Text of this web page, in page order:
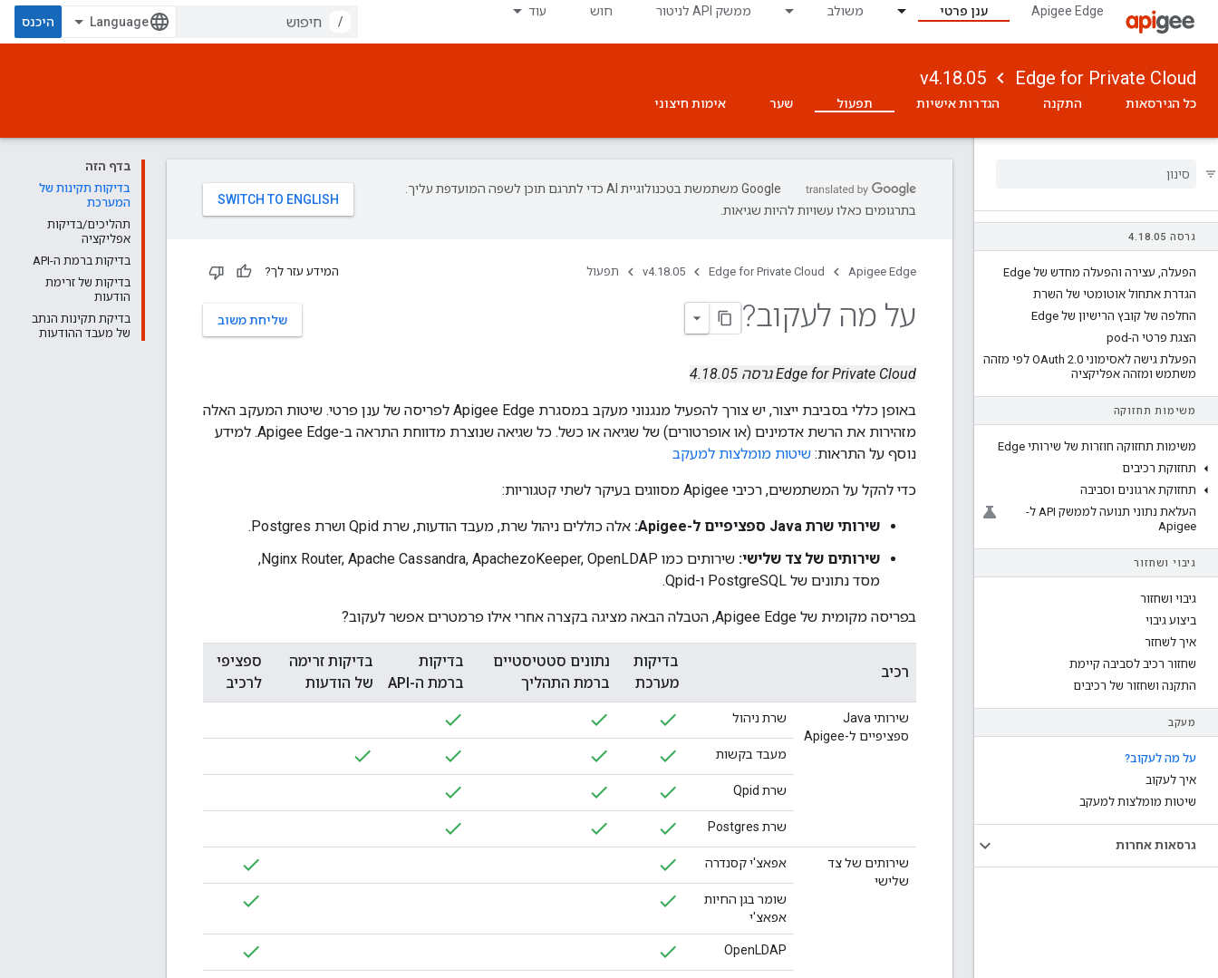
Apigee Edge ענן פרטי משולב ממשק API לניטור חוש עוד
/ היכנס
Edge for Private Cloud
v4.18.05
כל הגירסאות התקנה הגדרות אישיות תפעול שער אימות חיצוני
גרסה 4 .18.05
הפעלה, עצירה והפעלה מחדש של Edge
הגדרת אתחול אוטומטי של השרת
החלפה של קובץ הרישיון של Edge
הצגת פרטי ה-pod
הפעלת גישה לאסימוני OAuth 2
.
0 לפי מזהה
משתמש ומזהה אפליקציה
משימות תחזוקה
משימות תחזוקה חוזרות של שירותי Edge
תחזוקת רכיבים
תחזוקת ארגונים וסביבה
העלאת נתוני תנועה לממשק API ל-
Apigee
גיבוי ושחזור
גיבוי ושחזור
ביצוע גיבוי
איך לשחזר
שחזור רכיב לסביבה קיימת
התקנה ושחזור של רכיבים
מעקב
על מה לעקוב?
איך לעקוב
שיטות מומלצות למעקב
גרסאות אחרות
בדף הזה
בדיקות תקינות של
המערכת
תהליכים/בדיקות
אפליקציה
בדיקות ברמת ה-API
בדיקות של זרימת
הודעות
בדיקת תקינות הנתב
של מעבד ההודעות
‫Google משתמשת בטכנולוגיית AI כדי לתרגם תוכן לשפה המועדפת עליך.
בתרגומים כאלו עשויות להיות שגיאות.
Apigee Edge
Edge for Private Cloud
v4.18.05 תפעול המידע עזר לך?
שליחת משוב על מה לעקוב?
Edge for Private Cloud גרסה 4.18.05
באופן כללי בסביבת ייצור, יש צורך להפעיל מנגנוני מעקב במסגרת Apigee Edge לפריסה של ענן פרטי. שיטות המעקב האלה
מזהירות את הרשת אדמינים (או אופרטורים) של שגיאה או כשל. כל שגיאה שנוצרת מדווחת התראה ב-Apigee Edge. למידע
נוסף על התראות: שיטות מומלצות למעקב
כדי להקל על המשתמשים, רכיבי Apigee מסווגים בעיקר לשתי קטגוריות:
שירותי שרת Java ספציפיים ל-Apigee:
אלה כוללים ניהול שרת, מעבד הודעות, שרת Qpid ושרת Postgres.
שירותים של צד שלישי:
שירותים כמו Nginx Router, Apache Cassandra, ApachezoKeeper, OpenLDAP,
מסד נתונים של PostgreSQL ו-Qpid.
בפריסה מקומית של Apigee Edge, הטבלה הבאה מציגה בקצרה אחרי אילו פרמטרים אפשר לעקוב?
רכיב
בדיקות
מערכת
נתונים סטטיסטיים
ברמת התהליך
בדיקות
ברמת ה-API
בדיקות זרימה
של הודעות
ספציפי
לרכיב
שירותי Java
ספציפיים ל-Apigee
שרת ניהול
מעבד בקשות
שרת Qpid
שרת Postgres
שירותים של צד
שלישי
אפאצ'י קסנדרה
שומר בגן החיות
אפאצ'י
OpenLDAP